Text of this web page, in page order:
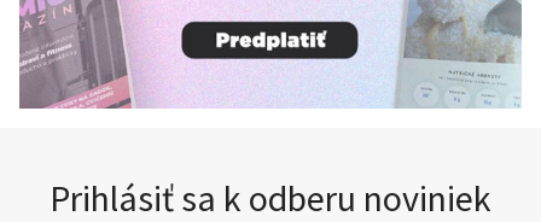
Prihlásiť sa k odberu noviniek